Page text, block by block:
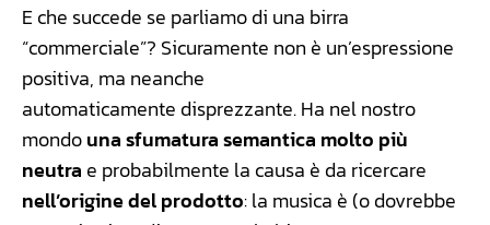
E che succede se parliamo di una birra
“commerciale”? Sicuramente non è un’espressione
positiva, ma neanche
automaticamente disprezzante. Ha nel nostro
mondouna sfumatura semantica molto più
neutra e probabilmente la causa è da ricercare
nell’origine del prodotto: la musica è (o dovrebbe